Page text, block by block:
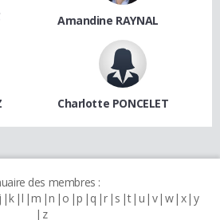
Amandine RAYNAL
Charlotte PONCELET
des membres :
j k l m n o p q r s t u v w x y
z